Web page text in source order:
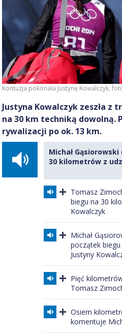
Kontuzja pokonała Justynę Kowalczyk,
Justyna Kowalczyk zeszła z
na 30 km techniką dowolną.
rywalizacji po ok. 13 km.
Michał
30 kilometrów z
Tomasz
biegu na 30
Kowalczyk
Michał
początek
Justyny
Pięć
Tomasz
Osiem
komentuje